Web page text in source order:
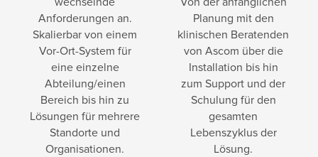
Anforderungen an.
Skalierbar von einem
Vor-Ort-System für
eine einzelne
Abteilung/einen
Bereich bis hin zu
Lösungen für mehrere
Standorte und
Organisationen.
Planung mit den
klinischen Beratenden
von Ascom über die
Installation bis hin
zum Support und der
Schulung für den
gesamten
Lebenszyklus der
Lösung.